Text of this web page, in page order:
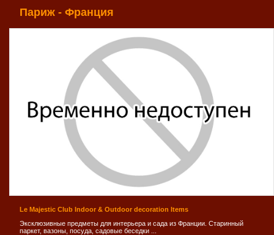
Париж - Франция
Le Majestic Club Indoor & Outdoor decoration Items
Эксклюзивные предметы для интерьера и сада из Франции. Старинный
паркет, вазоны, посуда, садовые беседки ...